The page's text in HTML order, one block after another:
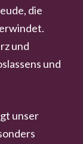
die
und
und
unser